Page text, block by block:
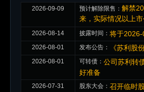
2026-09-09 预计解除限售： 解禁
来，实际情况以上
2026-08-14 披露时间： 将于
2026-08-01 发布公告： 《苏利股
2026-08-01 可转债： 公司苏利转
好准备
2026-07-31 股东大会： 召开临时